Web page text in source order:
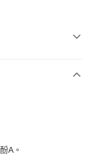
行
A。